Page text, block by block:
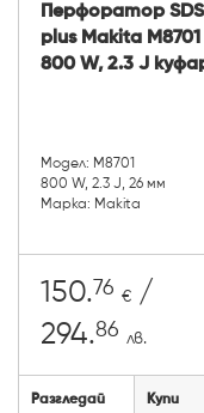
Перфоратор SDS
plus Makita M8701
800 W, 2.3 J
Модел: M8701
800 W, 2.3 J, 26 мм
Марка: Makita
150.76 € /
294.86 лв.
Разгледай Купи